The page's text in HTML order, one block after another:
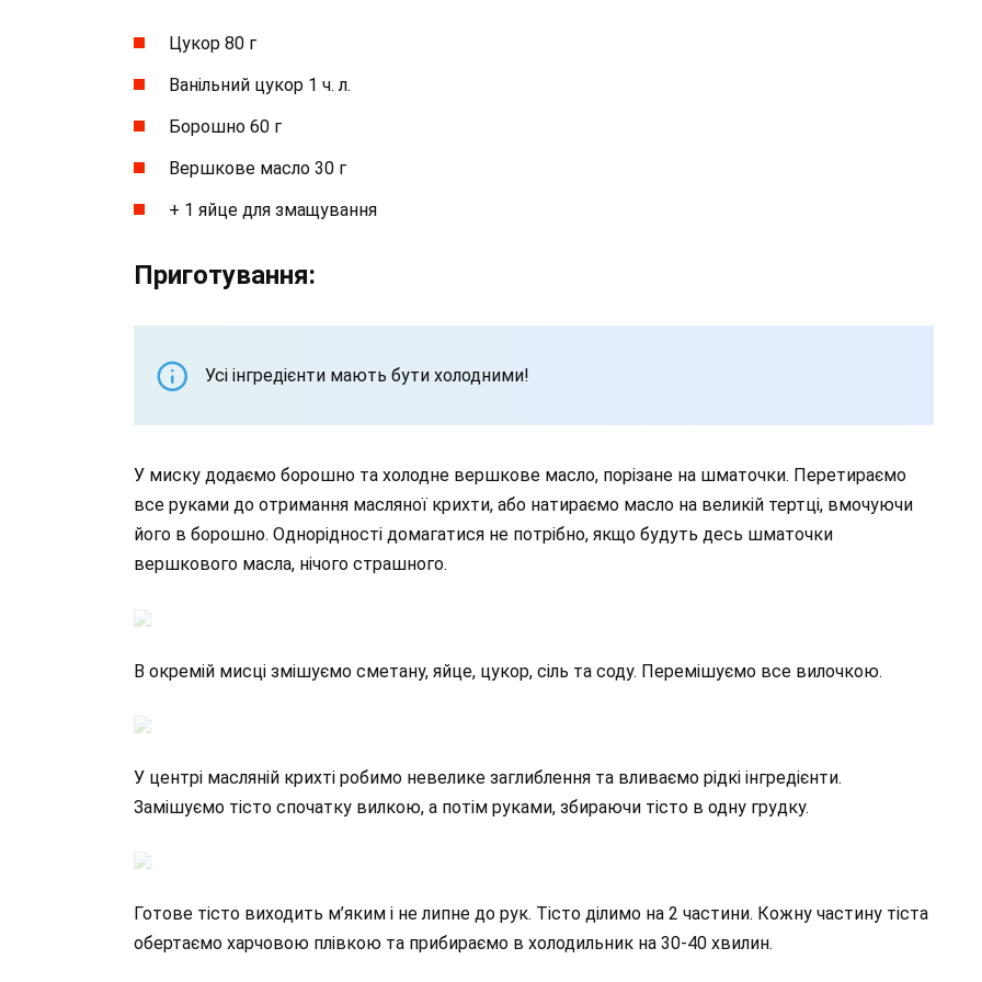
Цукор 80 г
Ванільний цукор 1 ч. л.
Борошно 60 г
Вершкове масло 30 г
+ 1 яйце для змащування
Приготування:
Усі інгредієнти мають бути холодними!
У миску додаємо борошно та холодне вершкове масло, порізане на шматочки. Перетираємо
все руками до отримання масляної крихти, або натираємо масло на великій тертці, вмочуючи
його в борошно. Однорідності домагатися не потрібно, якщо будуть десь шматочки
вершкового масла, нічого страшного.
В окремій мисці змішуємо сметану, яйце, цукор, сіль та соду. Перемішуємо все вилочкою.
У центрі масляній крихті робимо невелике заглиблення та вливаємо рідкі інгредієнти.
Замішуємо тісто спочатку вилкою, а потім руками, збираючи тісто в одну грудку.
Готове тісто виходить м’яким і не липне до рук. Тісто ділимо на 2 частини. Кожну частину тіста
обертаємо харчовою плівкою та прибираємо в холодильник на 30-40 хвилин.